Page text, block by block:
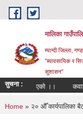
Skip to main content
मालिका
म्याग्दी जिल्ला,
"ब्यावसायिक र
सुशासन"
सुचना :
सच्चाइएको ।।
You are
Home » २० औँ कार्यपालिका